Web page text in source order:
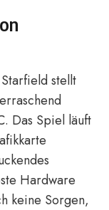
stellt
Das Spiel läuft
Hardware
keine Sorgen,